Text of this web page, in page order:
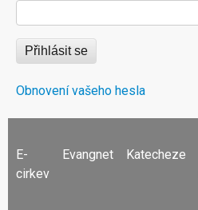
Obnovení vašeho hesla
FOOTER
MENU
E-
cirkev
Evangnet Katecheze